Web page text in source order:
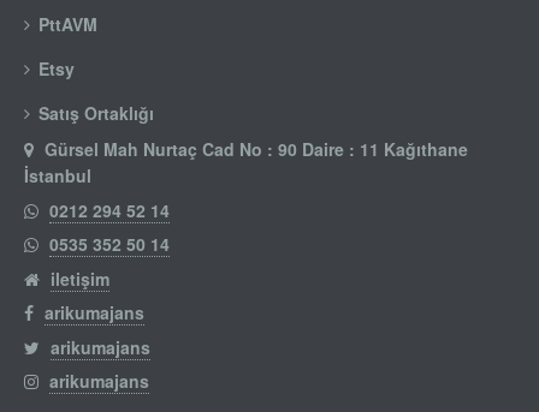
PttAVM
Etsy
Satış Ortaklığı
Gürsel Mah Nurtaç Cad No : 90 Daire : 11 Kağıthane
İstanbul
0212 294 52 14
0535 352 50 14
iletişim
arikumajans
arikumajans
arikumajans